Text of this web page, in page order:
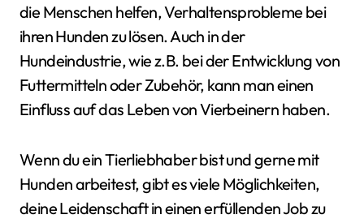
die Menschen helfen, Verhaltensprobleme bei
ihren Hunden zu lösen. Auch in der
Hundeindustrie, wie z.B. bei der Entwicklung von
Futtermitteln oder Zubehör, kann man einen
Einfluss auf das Leben von Vierbeinern haben.
Wenn du ein Tierliebhaber bist und gerne mit
Hunden arbeitest, gibt es viele Möglichkeiten,
deine Leidenschaft in einen erfüllenden Job zu